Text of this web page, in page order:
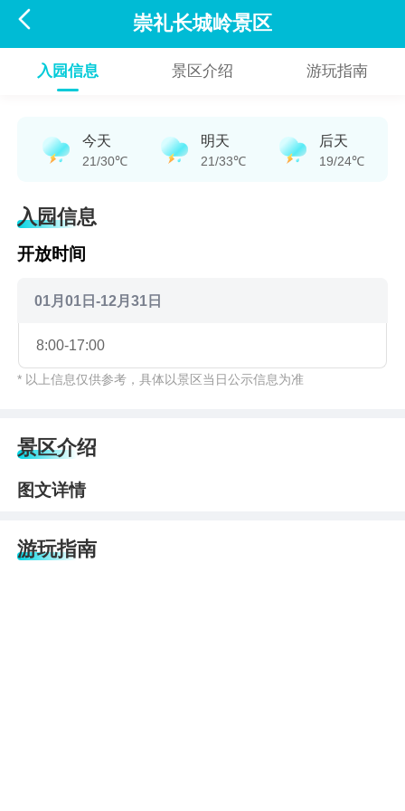
 崇礼长城岭景区
入园信息 景区介绍 游玩指南
今天
21/30℃
明天
21/33℃
后天
19/24℃
入园信息
开放时间
01月01日-12月31日
8:00-17:00
* 以上信息仅供参考，具体以景区当日公示信息为准
景区介绍
图文详情
游玩指南